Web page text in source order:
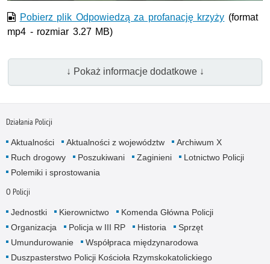
Pobierz plik Odpowiedzą za profanację krzyży (format
mp4 - rozmiar 3.27 MB)
↓ Pokaż informacje dodatkowe ↓
Działania Policji
Aktualności Aktualności z województw
Archiwum X
Ruch drogowy
Poszukiwani Zaginieni
Lotnictwo Policji
Polemiki i sprostowania
O Policji
Jednostki Kierownictwo
Komenda Główna Policji
Organizacja
Policja w III RP Historia
Sprzęt
Umundurowanie
Współpraca międzynarodowa
Duszpasterstwo Policji Kościoła Rzymskokatolickiego